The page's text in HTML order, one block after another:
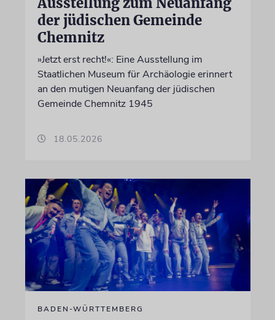
der jüdischen Gemeinde
Chemnitz
»Jetzt erst recht!«: Eine Ausstellung im
Staatlichen Museum für Archäologie erinnert
an den mutigen Neuanfang der jüdischen
Gemeinde Chemnitz 1945
18.05.2026
BADEN-WÜRTTEMBERG